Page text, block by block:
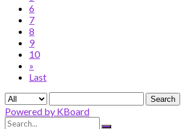
6
7
8
9
10
»
Last
Search
Powered by KBoard